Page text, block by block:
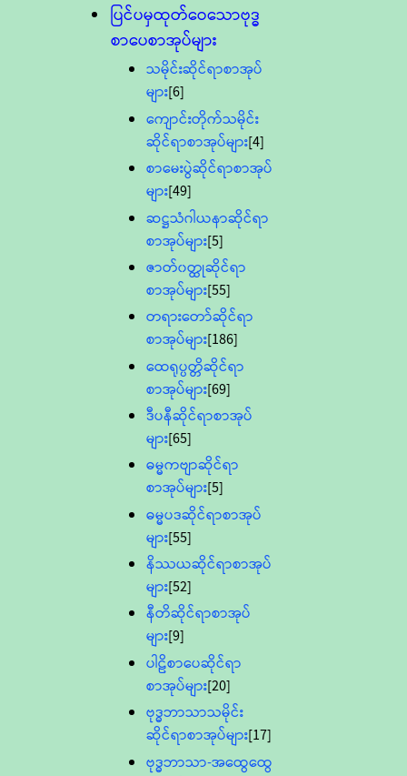
ပြင်ပမှထုတ်ဝေသောဗုဒ္ဓ
စာပေစာအုပ်များ
သမိုင်းဆိုင်ရာစာအုပ်
များ[6]
ကျောင်းတိုက်သမိုင်း
ဆိုင်ရာစာအုပ်များ[4]
စာမေးပွဲဆိုင်ရာစာအုပ်
များ[49]
ဆဋ္ဌသံဂါယနာဆိုင်ရာ
စာအုပ်များ[5]
ဇာတ်၀တ္ထုဆိုင်ရာ
စာအုပ်များ[55]
တရားတော်ဆိုင်ရာ
စာအုပ်များ[186]
ထေရုပ္ပတ္တိဆိုင်ရာ
စာအုပ်များ[69]
ဒီပနီဆိုင်ရာစာအုပ်
များ[65]
ဓမ္မကဗျာဆိုင်ရာ
စာအုပ်များ[5]
ဓမ္မပဒဆိုင်ရာစာအုပ်
များ[55]
နိဿယဆိုင်ရာစာအုပ်
များ[52]
နီတိဆိုင်ရာစာအုပ်
များ[9]
ပါဠိစာပေဆိုင်ရာ
စာအုပ်များ[20]
ဗုဒ္ဓဘာသာသမိုင်း
ဆိုင်ရာစာအုပ်များ[17]
ဗုဒ္ဓဘာသာ-အထွေထွေ